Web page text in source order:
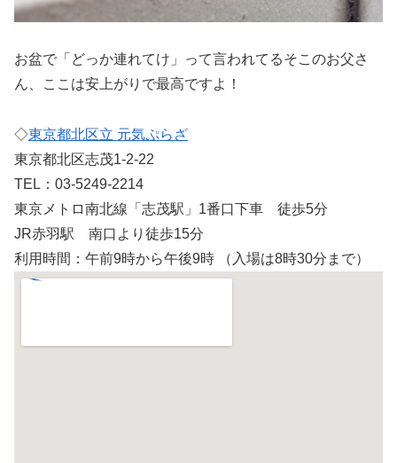
お盆で「どっか連れてけ」って言われてるそこのお父さ
ん、ここは安上がりで最高ですよ！
◇東京都北区立 元気ぷらざ
東京都北区志茂1-2-22
TEL：03-5249-2214
東京メトロ南北線「志茂駅」1番口下車 徒歩5分
JR赤羽駅 南口より徒歩15分
利用時間：午前9時から午後9時 （入場は8時30分まで）